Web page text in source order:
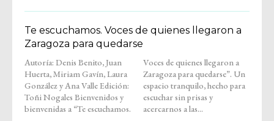
Te escuchamos. Voces de quienes llegaron a
Zaragoza para quedarse
Autoría: Denis Benito, Juan
Huerta, Miriam Gavín, Laura
González y Ana Valle Edición:
Toñi Nogales Bienvenidos y
bienvenidas a “Te escuchamos.
Voces de quienes llegaron a
Zaragoza para quedarse”. Un
espacio tranquilo, hecho para
escuchar sin prisas y
acercarnos a las...